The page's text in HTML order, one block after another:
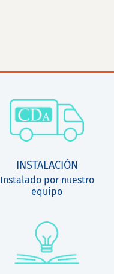
INSTALACIÓN
Instalado por nuestro
equipo